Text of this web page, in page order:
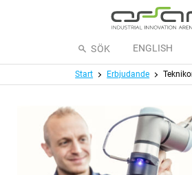
SÖK ENGLISH
Meny Start Erbjudande